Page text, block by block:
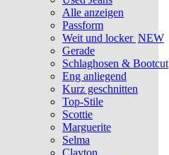
Alle anzeigen
Passform
Weit und locker NEW
Gerade
Schlaghosen & Bootcut
Eng anliegend
Kurz geschnitten
Top-Stile
Scottie
Marguerite
Selma
Clayton